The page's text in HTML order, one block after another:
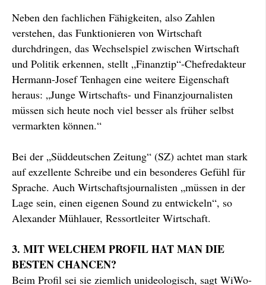
Neben den fachlichen Fähigkeiten, also Zahlen
verstehen, das Funktionieren von Wirtschaft
durchdringen, das Wechselspiel zwischen Wirtschaft
und Politik erkennen, stellt „Finanztip“-Chefredakteur
Hermann-Josef Tenhagen eine weitere Eigenschaft
heraus: „Junge Wirtschafts- und Finanzjournalisten
müssen sich heute noch viel besser als früher selbst
vermarkten können.“
Bei der „Süddeutschen Zeitung“ (SZ) achtet man stark
auf exzellente Schreibe und ein besonderes Gefühl für
Sprache. Auch Wirtschaftsjournalisten „müssen in der
Lage sein, einen eigenen Sound zu entwickeln“, so
Alexander Mühlauer, Ressortleiter Wirtschaft.
3. MIT WELCHEM PROFIL HAT MAN DIE
BESTEN CHANCEN?
Beim Profil sei sie ziemlich unideologisch, sagt WiWo-